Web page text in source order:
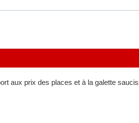
aux prix des places et à la galette